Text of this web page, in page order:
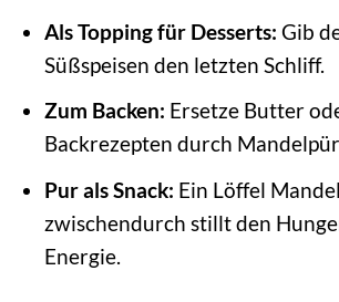
Als Topping für Desserts: Gib
Süßspeisen den letzten Schliff.
Zum Backen: Ersetze Butter
Backrezepten durch
Pur als Snack: Ein Löffel
zwischendurch stillt den
Energie.